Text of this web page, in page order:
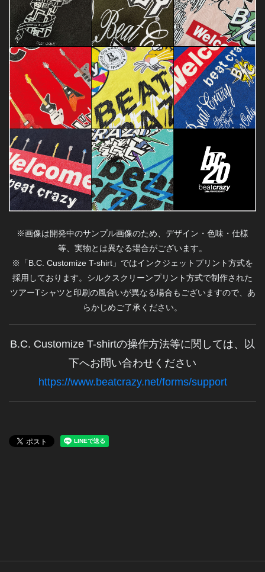
※画像は開発中のサンプル画像のため、デザイン・色味・仕様
等、実物とは異なる場合がございます。
※「B.C. Customize T-shirt」ではインクジェットプリント方式を
採用しております。 シルクスクリーンプリント方式で制作された
ツアーTシャツと印刷の風合いが異なる場合もございますので、あ
らかじめご了承ください。
B.C. Customize T-shirtの操作方法等に関しては、以
下へお問い合わせください
https://www.beatcrazy.net/forms/support